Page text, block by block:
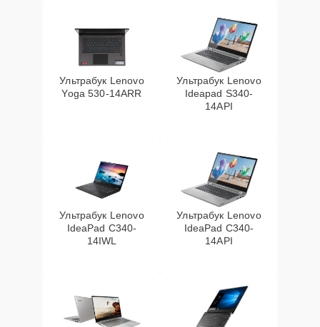
Ультрабук Lenovo
Yoga 530-14ARR
Ультрабук Lenovo
Ideapad S340-
14API
Ультрабук Lenovo
IdeaPad C340-
14IWL
Ультрабук Lenovo
IdeaPad C340-
14API